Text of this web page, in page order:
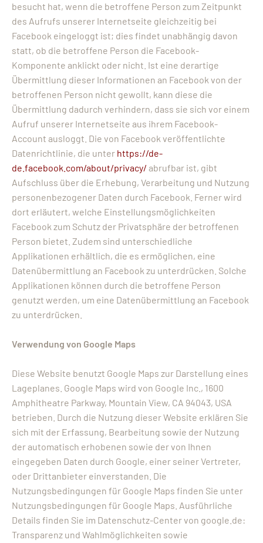
besucht hat, wenn die betroffene Person zum Zeitpunkt
des Aufrufs unserer Internetseite gleichzeitig bei
Facebook eingeloggt ist; dies findet unabhängig davon
statt, ob die betroffene Person die Facebook-
Komponente anklickt oder nicht. Ist eine derartige
Übermittlung dieser Informationen an Facebook von der
betroffenen Person nicht gewollt, kann diese die
Übermittlung dadurch verhindern, dass sie sich vor einem
Aufruf unserer Internetseite aus ihrem Facebook-
Account ausloggt. Die von Facebook veröffentlichte
Datenrichtlinie, die unter https://de-
de.facebook.com/about/privacy/ abrufbar ist, gibt
Aufschluss über die Erhebung, Verarbeitung und Nutzung
personenbezogener Daten durch Facebook. Ferner wird
dort erläutert, welche Einstellungsmöglichkeiten
Facebook zum Schutz der Privatsphäre der betroffenen
Person bietet. Zudem sind unterschiedliche
Applikationen erhältlich, die es ermöglichen, eine
Datenübermittlung an Facebook zu unterdrücken. Solche
Applikationen können durch die betroffene Person
genutzt werden, um eine Datenübermittlung an Facebook
zu unterdrücken.
Verwendung von Google Maps
Diese Website benutzt Google Maps zur Darstellung eines
Lageplanes. Google Maps wird von Google Inc., 1600
Amphitheatre Parkway, Mountain View, CA 94043, USA
betrieben. Durch die Nutzung dieser Website erklären Sie
sich mit der Erfassung, Bearbeitung sowie der Nutzung
der automatisch erhobenen sowie der von Ihnen
eingegeben Daten durch Google, einer seiner Vertreter,
oder Drittanbieter einverstanden. Die
Nutzungsbedingungen für Google Maps finden Sie unter
Nutzungsbedingungen für Google Maps. Ausführliche
Details finden Sie im Datenschutz-Center von google.de:
Transparenz und Wahlmöglichkeiten sowie